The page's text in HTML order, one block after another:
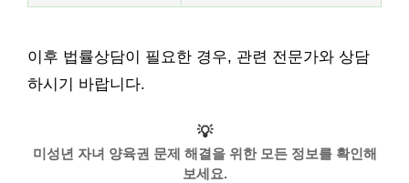
이후 법률상담이 필요한 경우, 관련 전문가와 상담
하시기 바랍니다.
💡
미성년 자녀 양육권 문제 해결을 위한 모든 정보를 확인해
보세요.